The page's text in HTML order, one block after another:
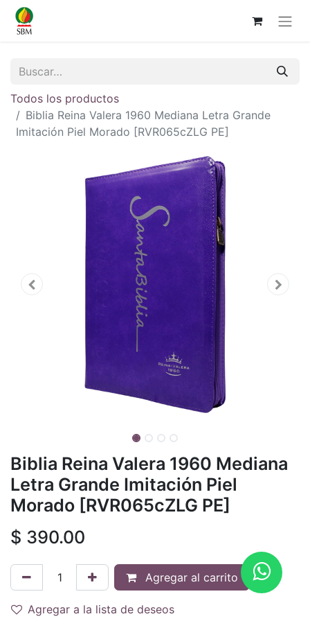
Todos los productos
Biblia Reina Valera 1960 Mediana Letra Grande
Imitación Piel Morado [RVR065cZLG PE]
Biblia Reina Valera 1960 Mediana
Letra Grande Imitación Piel
Morado [RVR065cZLG PE]
$ 390.00
Agregar al carrito
Agregar a la lista de deseos